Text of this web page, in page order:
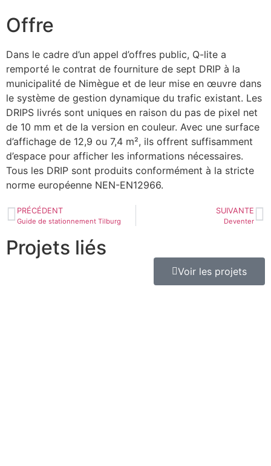
Offre
Dans le cadre d’un appel d’offres public, Q-lite a
remporté le contrat de fourniture de sept DRIP à la
municipalité de Nimègue et de leur mise en œuvre dans
le système de gestion dynamique du trafic existant. Les
DRIPS livrés sont uniques en raison du pas de pixel net
de 10 mm et de la version en couleur. Avec une surface
d’affichage de 12,9 ou 7,4 m², ils offrent suffisamment
d’espace pour afficher les informations nécessaires.
Tous les DRIP sont produits conformément à la stricte
norme européenne NEN-EN12966.
PRÉCÉDENT
Guide de stationnement Tilburg
SUIVANTE
Deventer
Projets liés
Voir les projets